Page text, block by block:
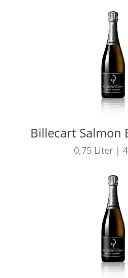
Billecart Salmon
0,75 Liter |